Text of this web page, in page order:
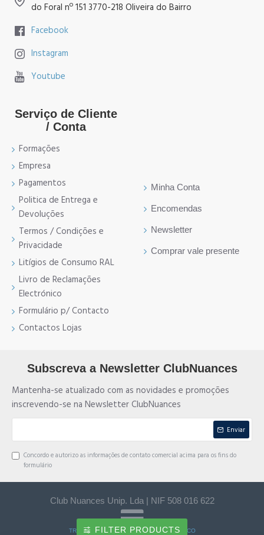
do Foral nº 151 3770-218 Oliveira do Bairro
Facebook
Instagram
Youtube
Serviço de Cliente
/ Conta
Formações
Empresa
Pagamentos
Politica de Entrega e
Devoluções
Termos / Condições e
Privacidade
Litígios de Consumo RAL
Livro de Reclamações
Electrónico
Formulário p/ Contacto
Contactos Lojas
Minha Conta
Encomendas
Newsletter
Comprar vale presente
Subscreva a Newsletter ClubNuances
Mantenha-se atualizado com as novidades e promoções
inscrevendo-se na Newsletter ClubNuances
Enviar
Concordo e autorizo as informações de contato comercial acima para os fins do
formulário
Club Nuances Unip. Lda | NIF 508 016 622
TRANSFERÊNCIA BANCÁRIA e MULTIBANCO
FILTER PRODUCTS